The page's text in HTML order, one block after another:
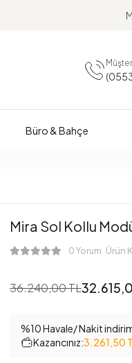
Büro & Bahçe
Mira Sol Kollu
0 Yorum Ürün
36.240,00 TL
%10 Havale/ Nakit
Kazancınız:3.261,50